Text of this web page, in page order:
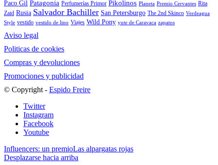
Paco Gil Patagonia Perfumerías Primor Pikolinos Planeta Premio Cervantes Rita
Zaid Rusia Salvador Bachiller San Petersburgo The 2nd Skinco Verdeagua
Style vestido vestido de lino Viajes Wild Pony yute de Caravaca zapatos
Aviso legal
Politicas de cookies
Compras y devoluciones
Promociones y publicidad
© Copyright - Espido Freire
Twitter
Instagram
Facebook
Youtube
Influencers: un premioLas alpargatas rojas
Desplazarse hacia arriba